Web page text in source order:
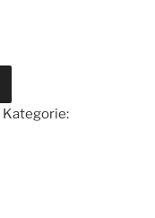
Kategorie: